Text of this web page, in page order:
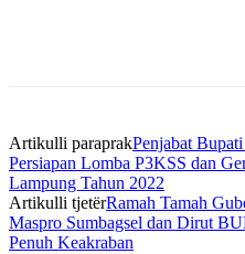
Artikulli paraprakPenjabat
Persiapan Lomba P3KSS dan
Lampung Tahun 2022
Artikulli tjetërRamah Tamah
Maspro Sumbagsel dan Dirut
Penuh Keakraban